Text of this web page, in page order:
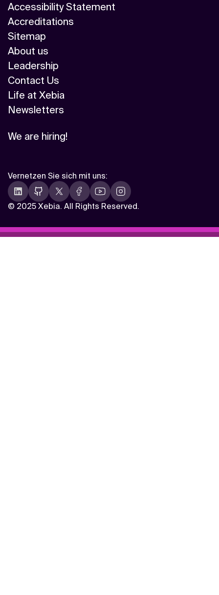
Accessibility Statement
Accreditations
Sitemap
About us
Leadership
Contact Us
Life at Xebia
Newsletters
We are hiring!
© 2025 Xebia. All Rights Reserved.
Vernetzen Sie sich mit uns: